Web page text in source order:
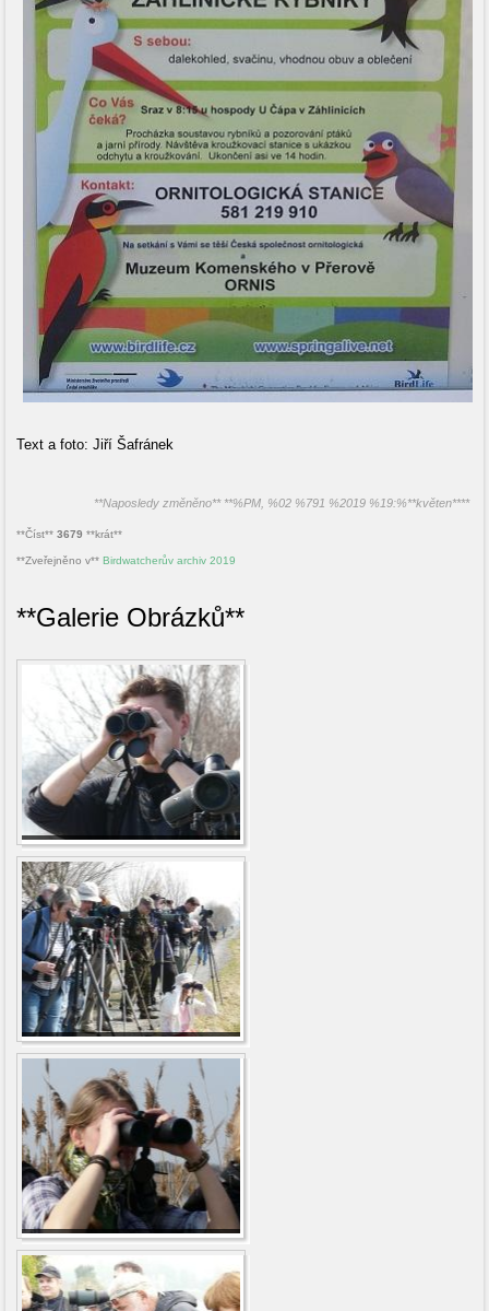
Text a foto: Jiří Šafránek
**Naposledy změněno** **%PM, %02 %791 %2019 %19:%**květen****
**Číst** 3679 **krát**
**Zveřejněno v** Birdwatcherův archiv 2019
**Galerie Obrázků**